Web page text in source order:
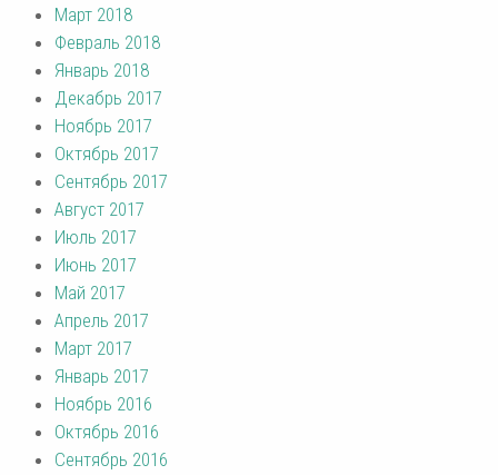
Март 2018
Февраль 2018
Январь 2018
Декабрь 2017
Ноябрь 2017
Октябрь 2017
Сентябрь 2017
Август 2017
Июль 2017
Июнь 2017
Май 2017
Апрель 2017
Март 2017
Январь 2017
Ноябрь 2016
Октябрь 2016
Сентябрь 2016